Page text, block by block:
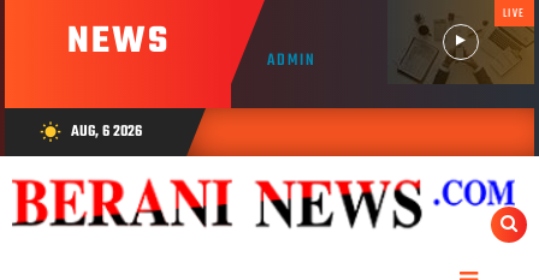
NEWS ADMIN
LIVE
wb_sunny AUG, 6 2026